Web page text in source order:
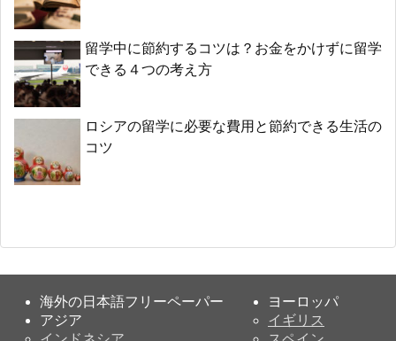
留学中に節約するコツは？お金をかけずに留学
できる４つの考え方
ロシアの留学に必要な費用と節約できる生活の
コツ
海外の日本語フリーペーパー
アジア
ヨーロッパ
イギリス